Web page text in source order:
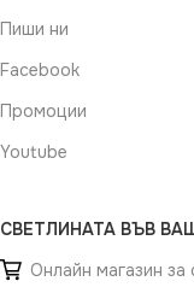
Пиши ни
Facebook
Промоции
Youtube
СВЕТЛИНАТА ВЪВ
Онлайн магазин за